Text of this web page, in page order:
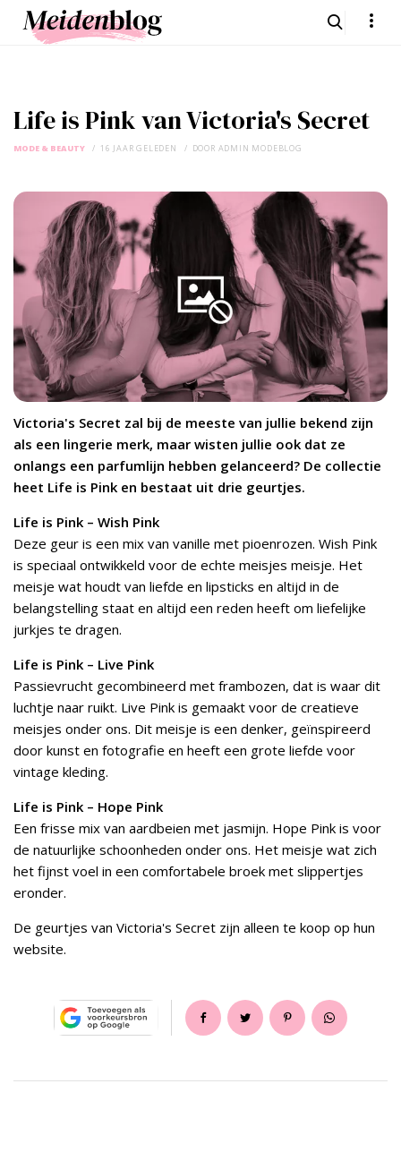
Life is Pink van Victoria's Secret
MODE & BEAUTY 16 JAAR GELEDEN DOOR ADMIN MODEBLOG
Victoria's Secret zal bij de meeste van jullie bekend zijn
als een lingerie merk, maar wisten jullie ook dat ze
onlangs een parfumlijn hebben gelanceerd? De collectie
heet Life is Pink en bestaat uit drie geurtjes.
Life is Pink – Wish Pink
Deze geur is een mix van vanille met pioenrozen. Wish Pink
is speciaal ontwikkeld voor de echte meisjes meisje. Het
meisje wat houdt van liefde en lipsticks en altijd in de
belangstelling staat en altijd een reden heeft om liefelijke
jurkjes te dragen.
Life is Pink – Live Pink
Passievrucht gecombineerd met frambozen, dat is waar dit
luchtje naar ruikt. Live Pink is gemaakt voor de creatieve
meisjes onder ons. Dit meisje is een denker, geïnspireerd
door kunst en fotografie en heeft een grote liefde voor
vintage kleding.
Life is Pink – Hope Pink
Een frisse mix van aardbeien met jasmijn. Hope Pink is voor
de natuurlijke schoonheden onder ons. Het meisje wat zich
het fijnst voel in een comfortabele broek met slippertjes
eronder.
De geurtjes van Victoria's Secret zijn alleen te koop op hun
website.